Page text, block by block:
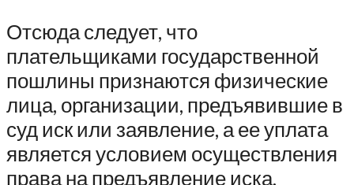
Отсюда следует, что
плательщиками государственной
пошлины признаются физические
лица, организации, предъявившие в
суд иск или заявление, а ее уплата
является условием осуществления
права на предъявление иска,